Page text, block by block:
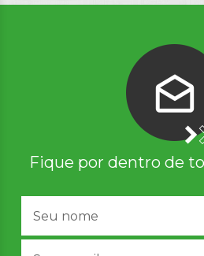
Fique por dentro de